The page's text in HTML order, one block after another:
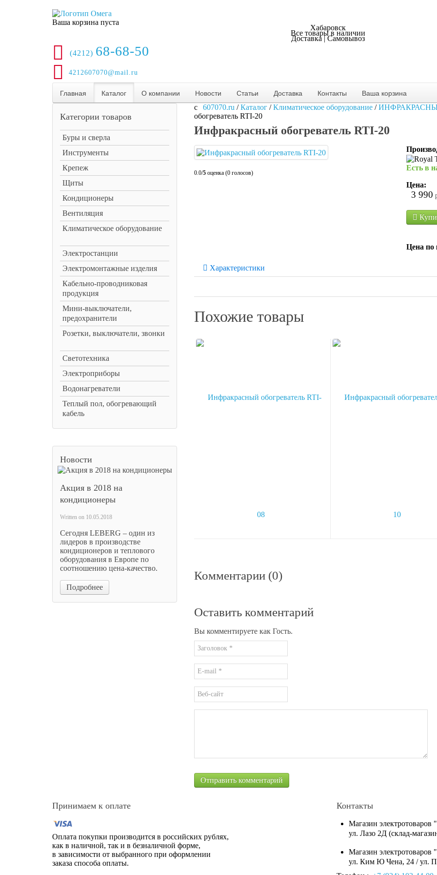
Ваша корзина пуста
Хабаровск
Все товары в наличии
Доставка | Самовывоз
(4212) 68-68-50
4212607070@mail.ru
Главная Каталог О компании Новости Статьи Доставка Контакты Ваша корзина
607070.ru /Каталог /Климатическое оборудование /
обогреватель RTI-20
Инфракрасный обогреватель RTI-20
0.0/5 оценка (0 голосов)
Есть в
Цена:
3 990
Цена по
Характеристики
Похожие товары
Комментарии (0)
Оставить комментарий
Вы комментируете как Гость.
Категории товаров
Буры и сверла
Инструменты
Крепеж
Щиты
Кондиционеры
Вентиляция
Климатическое оборудование
Электростанции
Электромонтажные изделия
Кабельно-проводниковая
продукция
Мини-выключатели,
предохранители
Розетки, выключатели, звонки
Светотехника
Электроприборы
Водонагреватели
Теплый пол, обогревающий
кабель
Новости
Акция в 2018 на
кондиционеры
Written on 10.05.2018
Сегодня LEBERG – один из
лидеров в производстве
кондиционеров и теплового
оборудования в Европе по
соотношению цена-качество.
Подробнее
Принимаем к оплате
Оплата покупки производится в российских рублях,
как в наличной, так и в безналичной форме,
в зависимости от выбранного при оформлении
заказа способа оплаты.
Контакты
Магазин электротоваров
ул. Лазо 2Д (склад-
Магазин электротоваров
ул. Ким Ю Чена, 24 / ул.